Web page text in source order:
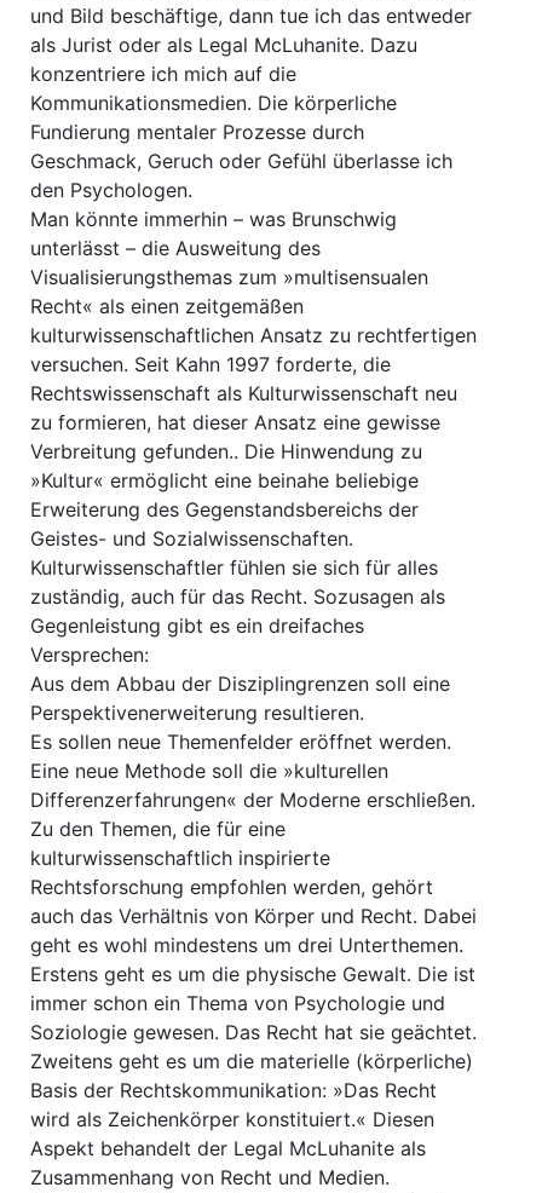
und Bild beschäftige, dann tue ich das entweder
als Jurist oder als Legal McLuhanite. Dazu
konzentriere ich mich auf die
Kommunikationsmedien. Die körperliche
Fundierung mentaler Prozesse durch
Geschmack, Geruch oder Gefühl überlasse ich
den Psychologen.
Man könnte immerhin – was Brunschwig
unterlässt – die Ausweitung des
Visualisierungsthemas zum »multisensualen
Recht« als einen zeitgemäßen
kulturwissenschaftlichen Ansatz zu rechtfertigen
versuchen. Seit Kahn 1997 forderte, die
Rechtswissenschaft als Kulturwissenschaft neu
zu formieren, hat dieser Ansatz eine gewisse
Verbreitung gefunden.. Die Hinwendung zu
»Kultur« ermöglicht eine beinahe beliebige
Erweiterung des Gegenstandsbereichs der
Geistes- und Sozialwissenschaften.
Kulturwissenschaftler fühlen sie sich für alles
zuständig, auch für das Recht. Sozusagen als
Gegenleistung gibt es ein dreifaches
Versprechen:
Aus dem Abbau der Disziplingrenzen soll eine
Perspektivenerweiterung resultieren.
Es sollen neue Themenfelder eröffnet werden.
Eine neue Methode soll die »kulturellen
Differenzerfahrungen« der Moderne erschließen.
Zu den Themen, die für eine
kulturwissenschaftlich inspirierte
Rechtsforschung empfohlen werden, gehört
auch das Verhältnis von Körper und Recht. Dabei
geht es wohl mindestens um drei Unterthemen.
Erstens geht es um die physische Gewalt. Die ist
immer schon ein Thema von Psychologie und
Soziologie gewesen. Das Recht hat sie geächtet.
Zweitens geht es um die materielle (körperliche)
Basis der Rechtskommunikation: »Das Recht
wird als Zeichenkörper konstituiert.« Diesen
Aspekt behandelt der Legal McLuhanite als
Zusammenhang von Recht und Medien.